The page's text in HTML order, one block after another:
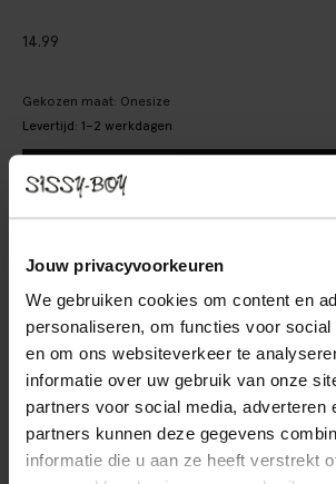
Jouw privacyvoorkeuren
We gebruiken cookies om content en
personaliseren, om functies voor social
en om ons websiteverkeer te
informatie over uw gebruik van onze
partners voor social media, adverteren
partners kunnen deze gegevens
informatie die u aan ze heeft verstrekt
14.99
Gekozen maat: Onesize
Levertijd: 1–2 werkdagen
BEKIJK
Gratis verzending naar winkel
Achteraf betalen
OMSCHRIJVING
Bruine canvas shopper met leopard print van
canvas shopper heeft een magnetische